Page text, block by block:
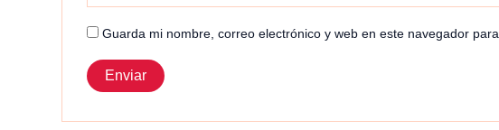
Guarda mi nombre, correo electrónico y web en este navegador